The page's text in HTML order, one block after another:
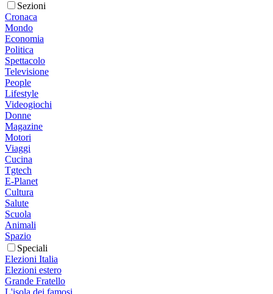
Sezioni
Cronaca
Mondo
Economia
Politica
Spettacolo
Televisione
People
Lifestyle
Videogiochi
Donne
Magazine
Motori
Viaggi
Cucina
Tgtech
E-Planet
Cultura
Salute
Scuola
Animali
Spazio
Speciali
Elezioni Italia
Elezioni estero
Grande Fratello